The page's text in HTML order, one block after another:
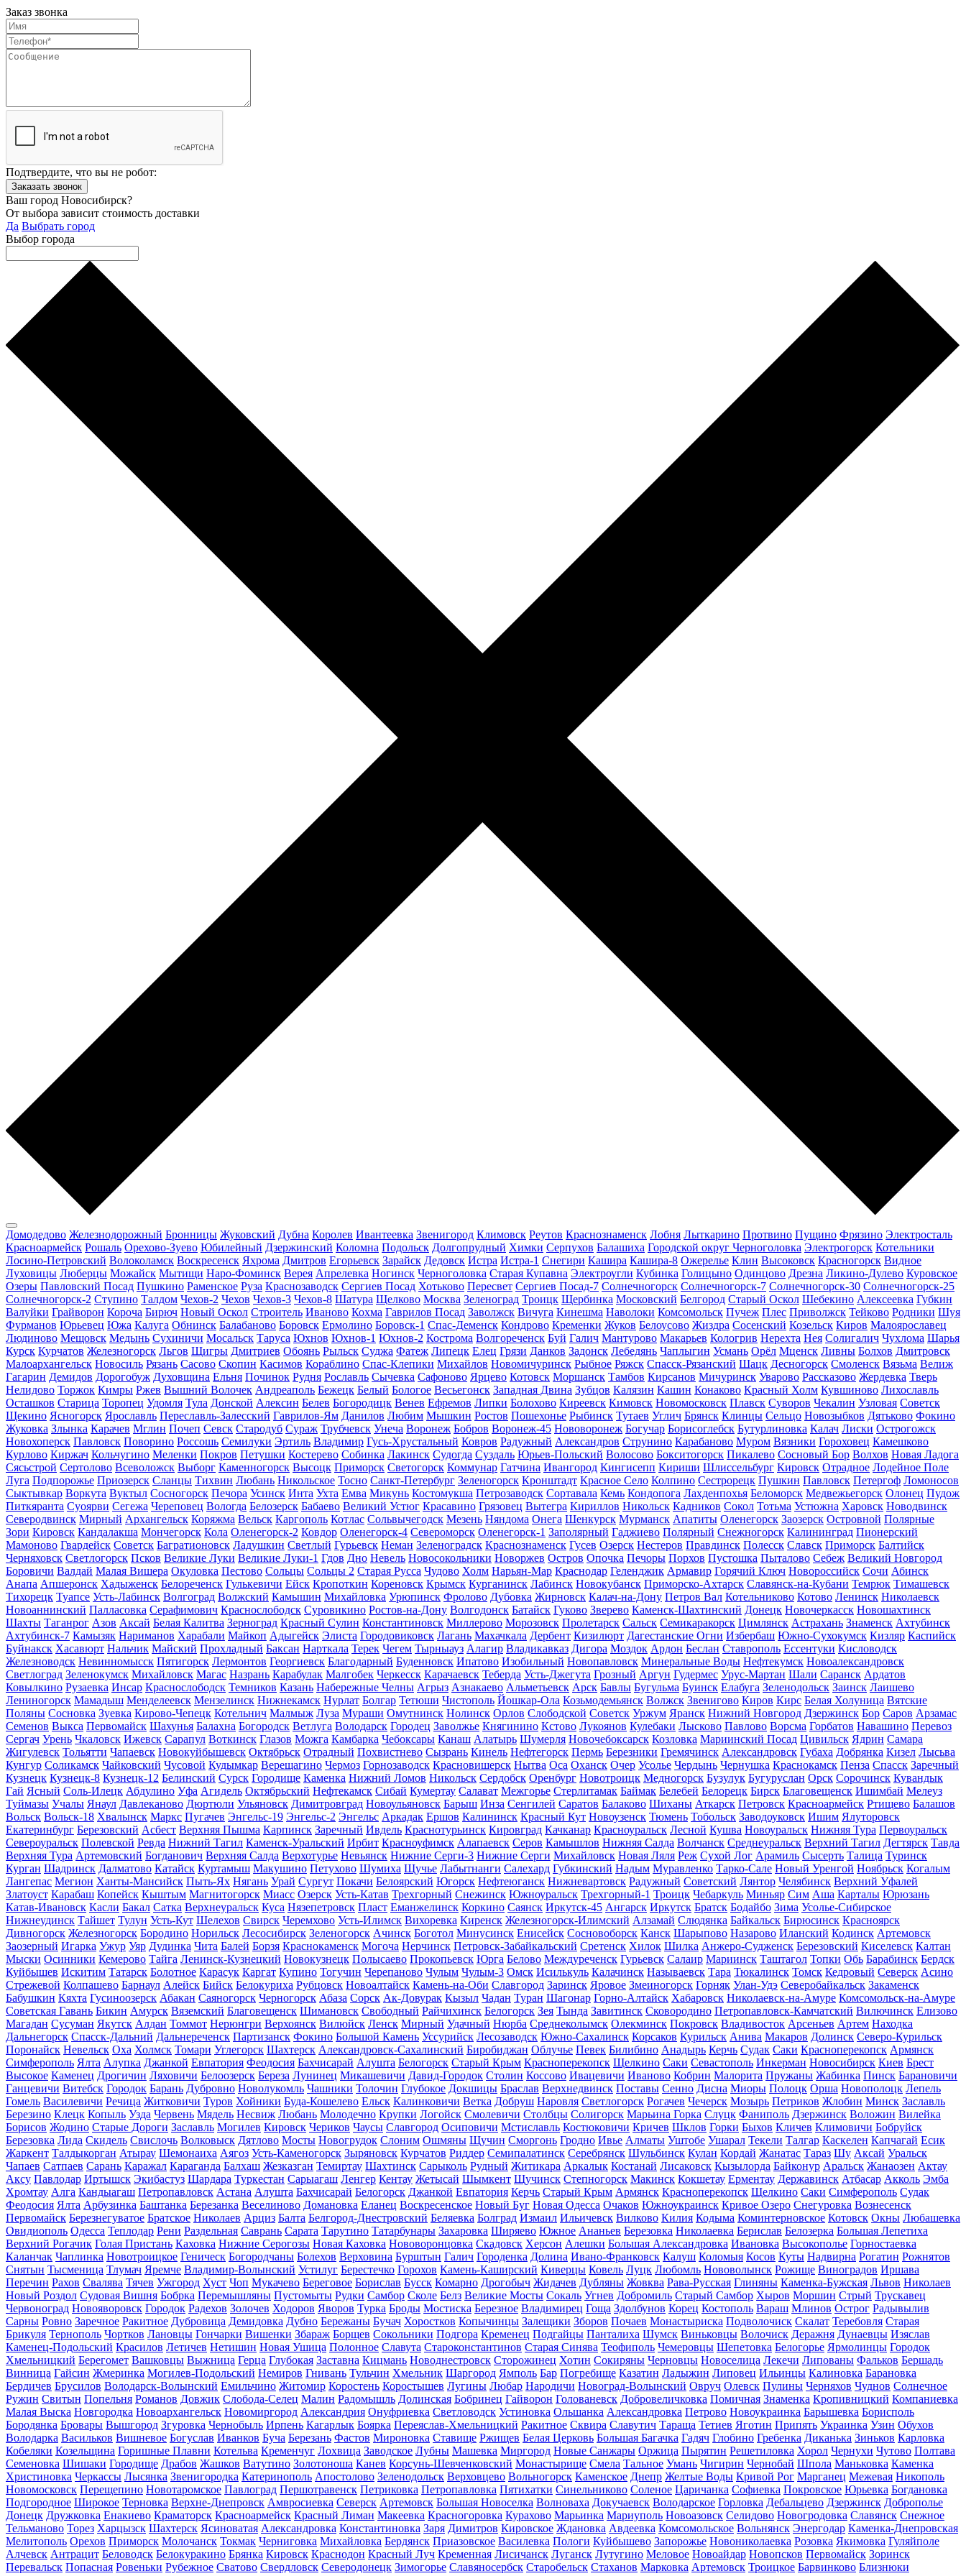
Заказ звонка
Подтвердите, что вы не робот:
Ваш город Новосибирск?
От выбора зависит стоимость доставки
Да Выбрать город
Выбор города
Домодедово Железнодорожный Бронницы Жуковский Дубна Королев Ивантеевка Звенигород Климовск Реутов Краснознаменск Лобня Лыткарино Протвино Пущино Фрязино Электросталь
Красноармейск Рошаль Орехово-Зуево Юбилейный Дзержинский Коломна Подольск Долгопрудный Химки Серпухов Балашиха Городской округ Черноголовка Электрогорск Котельники
Лосино-Петровский Волоколамск Воскресенск Яхрома Дмитров Егорьевск Зарайск Дедовск Истра Истра-1 Снегири Кашира Кашира-8 Ожерелье Клин Высоковск Красногорск Видное
Луховицы Люберцы Можайск Мытищи Наро-Фоминск Верея Апрелевка Ногинск Черноголовка Старая Купавна Электроугли Кубинка Голицыно Одинцово Дрезна Ликино-Дулево Куровское
Озеры Павловский Посад Пушкино Раменское Руза Краснозаводск Сергиев Посад Хотьково Пересвет Сергиев Посад-7 Солнечногорск Солнечногорск-7 Солнечногорск-30 Солнечногорск-25
Солнечногорск-2 Ступино Талдом Чехов-2 Чехов Чехов-3 Чехов-8 Шатура Щелково Москва Зеленоград Троицк Щербинка Московский Белгород Старый Оскол Шебекино Алексеевка Губкин
Валуйки Грайворон Короча Бирюч Новый Оскол Строитель Иваново Кохма Гаврилов Посад Заволжск Вичуга Кинешма Наволоки Комсомольск Пучеж Плес Приволжск Тейково Родники Шуя
Фурманов Юрьевец Южа Калуга Обнинск Балабаново Боровск Ермолино Боровск-1 Спас-Деменск Кондрово Кременки Жуков Белоусово Жиздра Сосенский Козельск Киров Малоярославец
Людиново Мещовск Медынь Сухиничи Мосальск Таруса Юхнов Юхнов-1 Юхнов-2 Кострома Волгореченск Буй Галич Мантурово Макарьев Кологрив Нерехта Нея Солигалич Чухлома Шарья
Курск Курчатов Железногорск Льгов Щигры Дмитриев Обоянь Рыльск Суджа Фатеж Липецк Елец Грязи Данков Задонск Лебедянь Чаплыгин Усмань Орёл Мценск Ливны Болхов Дмитровск
Малоархангельск Новосиль Рязань Сасово Скопин Касимов Кораблино Спас-Клепики Михайлов Новомичуринск Рыбное Ряжск Спасск-Рязанский Шацк Десногорск Смоленск Вязьма Велиж
Гагарин Демидов Дорогобуж Духовщина Ельня Починок Рудня Рославль Сычевка Сафоново Ярцево Котовск Моршанск Тамбов Кирсанов Мичуринск Уварово Рассказово Жердевка Тверь
Нелидово Торжок Кимры Ржев Вышний Волочек Андреаполь Бежецк Белый Бологое Весьегонск Западная Двина Зубцов Калязин Кашин Конаково Красный Холм Кувшиново Лихославль
Осташков Старица Торопец Удомля Тула Донской Алексин Белев Богородицк Венев Ефремов Липки Болохово Киреевск Кимовск Новомосковск Плавск Суворов Чекалин Узловая Советск
Щекино Ясногорск Ярославль Переславль-Залесский Гаврилов-Ям Данилов Любим Мышкин Ростов Пошехонье Рыбинск Тутаев Углич Брянск Клинцы Сельцо Новозыбков Дятьково Фокино
Жуковка Злынка Карачев Мглин Почеп Севск Стародуб Сураж Трубчевск Унеча Воронеж Бобров Воронеж-45 Нововоронеж Богучар Борисоглебск Бутурлиновка Калач Лиски Острогожск
Новохоперск Павловск Поворино Россошь Семилуки Эртиль Владимир Гусь-Хрустальный Ковров Радужный Александров Струнино Карабаново Муром Вязники Гороховец Камешково
Курлово Киржач Кольчугино Меленки Покров Петушки Костерево Собинка Лакинск Судогда Суздаль Юрьев-Польский Волосово Бокситогорск Пикалево Сосновый Бор Волхов Новая Ладога
Сясьстрой Сертолово Всеволожск Выборг Каменногорск Высоцк Приморск Светогорск Коммунар Гатчина Ивангород Кингисепп Кириши Шлиссельбург Кировск Отрадное Лодейное Поле
Луга Подпорожье Приозерск Сланцы Тихвин Любань Никольское Тосно Санкт-Петербург Зеленогорск Кронштадт Красное Село Колпино Сестрорецк Пушкин Павловск Петергоф Ломоносов
Сыктывкар Воркута Вуктыл Сосногорск Печора Усинск Инта Ухта Емва Микунь Костомукша Петрозаводск Сортавала Кемь Кондопога Лахденпохья Беломорск Медвежьегорск Олонец Пудож
Питкяранта Суоярви Сегежа Череповец Вологда Белозерск Бабаево Великий Устюг Красавино Грязовец Вытегра Кириллов Никольск Кадников Сокол Тотьма Устюжна Харовск Новодвинск
Северодвинск Мирный Архангельск Коряжма Вельск Каргополь Котлас Сольвычегодск Мезень Няндома Онега Шенкурск Мурманск Апатиты Оленегорск Заозерск Островной Полярные
Зори Кировск Кандалакша Мончегорск Кола Оленегорск-2 Ковдор Оленегорск-4 Североморск Оленегорск-1 Заполярный Гаджиево Полярный Снежногорск Калининград Пионерский
Мамоново Гвардейск Советск Багратионовск Ладушкин Светлый Гурьевск Неман Зеленоградск Краснознаменск Гусев Озерск Нестеров Правдинск Полесск Славск Приморск Балтийск
Черняховск Светлогорск Псков Великие Луки Великие Луки-1 Гдов Дно Невель Новосокольники Новоржев Остров Опочка Печоры Порхов Пустошка Пыталово Себеж Великий Новгород
Боровичи Валдай Малая Вишера Окуловка Пестово Сольцы Сольцы 2 Старая Русса Чудово Холм Нарьян-Мар Краснодар Геленджик Армавир Горячий Ключ Новороссийск Сочи Абинск
Анапа Апшеронск Хадыженск Белореченск Гулькевичи Ейск Кропоткин Кореновск Крымск Курганинск Лабинск Новокубанск Приморско-Ахтарск Славянск-на-Кубани Темрюк Тимашевск
Тихорецк Туапсе Усть-Лабинск Волгоград Волжский Камышин Михайловка Урюпинск Фролово Дубовка Жирновск Калач-на-Дону Петров Вал Котельниково Котово Ленинск Николаевск
Новоаннинский Палласовка Серафимович Краснослободск Суровикино Ростов-на-Дону Волгодонск Батайск Гуково Зверево Каменск-Шахтинский Донецк Новочеркасск Новошахтинск
Шахты Таганрог Азов Аксай Белая Калитва Зерноград Красный Сулин Константиновск Миллерово Морозовск Пролетарск Сальск Семикаракорск Цимлянск Астрахань Знаменск Ахтубинск
Ахтубинск-7 Камызяк Нариманов Харабали Майкоп Адыгейск Элиста Городовиковск Лагань Махачкала Дербент Кизилюрт Дагестанские Огни Избербаш Южно-Сухокумск Кизляр Каспийск
Буйнакск Хасавюрт Нальчик Майский Прохладный Баксан Нарткала Терек Чегем Тырныауз Алагир Владикавказ Дигора Моздок Ардон Беслан Ставрополь Ессентуки Кисловодск
Железноводск Невинномысск Пятигорск Лермонтов Георгиевск Благодарный Буденновск Ипатово Изобильный Новопавловск Минеральные Воды Нефтекумск Новоалександровск
Светлоград Зеленокумск Михайловск Магас Назрань Карабулак Малгобек Черкесск Карачаевск Теберда Усть-Джегута Грозный Аргун Гудермес Урус-Мартан Шали Саранск Ардатов
Ковылкино Рузаевка Инсар Краснослободск Темников Казань Набережные Челны Агрыз Азнакаево Альметьевск Арск Бавлы Бугульма Буинск Елабуга Зеленодольск Заинск Лаишево
Лениногорск Мамадыш Менделеевск Мензелинск Нижнекамск Нурлат Болгар Тетюши Чистополь Йошкар-Ола Козьмодемьянск Волжск Звенигово Киров Кирс Белая Холуница Вятские
Поляны Сосновка Зуевка Кирово-Чепецк Котельнич Малмыж Луза Мураши Омутнинск Нолинск Орлов Слободской Советск Уржум Яранск Нижний Новгород Дзержинск Бор Саров Арзамас
Семенов Выкса Первомайск Шахунья Балахна Богородск Ветлуга Володарск Городец Заволжье Княгинино Кстово Лукоянов Кулебаки Лысково Павлово Ворсма Горбатов Навашино Перевоз
Сергач Урень Чкаловск Ижевск Сарапул Воткинск Глазов Можга Камбарка Чебоксары Канаш Алатырь Шумерля Новочебоксарск Козловка Мариинский Посад Цивильск Ядрин Самара
Жигулевск Тольятти Чапаевск Новокуйбышевск Октябрьск Отрадный Похвистнево Сызрань Кинель Нефтегорск Пермь Березники Гремячинск Александровск Губаха Добрянка Кизел Лысьва
Кунгур Соликамск Чайковский Чусовой Кудымкар Верещагино Чермоз Горнозаводск Красновишерск Нытва Оса Оханск Очер Усолье Чердынь Чернушка Краснокамск Пенза Спасск Заречный
Кузнецк Кузнецк-8 Кузнецк-12 Белинский Сурск Городище Каменка Нижний Ломов Никольск Сердобск Оренбург Новотроицк Медногорск Бузулук Бугуруслан Орск Сорочинск Кувандык
Гай Ясный Соль-Илецк Абдулино Уфа Агидель Октябрьский Нефтекамск Сибай Кумертау Салават Межгорье Стерлитамак Баймак Белебей Белорецк Бирск Благовещенск Ишимбай Мелеуз
Туймазы Учалы Янаул Давлеканово Дюртюли Ульяновск Димитровград Новоульяновск Барыш Инза Сенгилей Саратов Балаково Шиханы Аткарск Петровск Красноармейск Ртищево Балашов
Вольск Вольск-18 Хвалынск Маркс Пугачев Энгельс-19 Энгельс-2 Энгельс Аркадак Ершов Калининск Красный Кут Новоузенск Тюмень Тобольск Заводоуковск Ишим Ялуторовск
Екатеринбург Березовский Асбест Верхняя Пышма Карпинск Заречный Ивдель Краснотурьинск Кировград Качканар Красноуральск Лесной Кушва Новоуральск Нижняя Тура Первоуральск
Североуральск Полевской Ревда Нижний Тагил Каменск-Уральский Ирбит Красноуфимск Алапаевск Серов Камышлов Нижняя Салда Волчанск Среднеуральск Верхний Тагил Дегтярск Тавда
Верхняя Тура Артемовский Богданович Верхняя Салда Верхотурье Невьянск Нижние Серги-3 Нижние Серги Михайловск Новая Ляля Реж Сухой Лог Арамиль Сысерть Талица Туринск
Курган Шадринск Далматово Катайск Куртамыш Макушино Петухово Шумиха Щучье Лабытнанги Салехард Губкинский Надым Муравленко Тарко-Сале Новый Уренгой Ноябрьск Когалым
Лангепас Мегион Ханты-Мансийск Пыть-Ях Нягань Урай Сургут Покачи Белоярский Югорск Нефтеюганск Нижневартовск Радужный Советский Лянтор Челябинск Верхний Уфалей
Златоуст Карабаш Копейск Кыштым Магнитогорск Миасс Озерск Усть-Катав Трехгорный Снежинск Южноуральск Трехгорный-1 Троицк Чебаркуль Миньяр Сим Аша Карталы Юрюзань
Катав-Ивановск Касли Бакал Сатка Верхнеуральск Куса Нязепетровск Пласт Еманжелинск Коркино Саянск Иркутск-45 Ангарск Иркутск Братск Бодайбо Зима Усолье-Сибирское
Нижнеудинск Тайшет Тулун Усть-Кут Шелехов Свирск Черемхово Усть-Илимск Вихоревка Киренск Железногорск-Илимский Алзамай Слюдянка Байкальск Бирюсинск Красноярск
Дивногорск Железногорск Бородино Норильск Лесосибирск Зеленогорск Ачинск Боготол Минусинск Енисейск Сосновоборск Канск Шарыпово Назарово Иланский Кодинск Артемовск
Заозерный Игарка Ужур Уяр Дудинка Чита Балей Борзя Краснокаменск Могоча Нерчинск Петровск-Забайкальский Сретенск Хилок Шилка Анжеро-Судженск Березовский Киселевск Калтан
Мыски Осинники Кемерово Тайга Ленинск-Кузнецкий Новокузнецк Полысаево Прокопьевск Юрга Белово Междуреченск Гурьевск Салаир Мариинск Таштагол Топки Обь Барабинск Бердск
Куйбышев Искитим Татарск Болотное Карасук Каргат Купино Тогучин Черепаново Чулым Чулым-3 Омск Исилькуль Калачинск Называевск Тара Тюкалинск Томск Кедровый Северск Асино
Стрежевой Колпашево Барнаул Алейск Бийск Белокуриха Рубцовск Новоалтайск Камень-на-Оби Славгород Заринск Яровое Змеиногорск Горняк Улан-Удэ Северобайкальск Закаменск
Бабушкин Кяхта Гусиноозерск Абакан Саяногорск Черногорск Абаза Сорск Ак-Довурак Кызыл Чадан Туран Шагонар Горно-Алтайск Хабаровск Николаевск-на-Амуре Комсомольск-на-Амуре
Советская Гавань Бикин Амурск Вяземский Благовещенск Шимановск Свободный Райчихинск Белогорск Зея Тында Завитинск Сковородино Петропавловск-Камчатский Вилючинск Елизово
Магадан Сусуман Якутск Алдан Томмот Нерюнгри Верхоянск Вилюйск Ленск Мирный Удачный Нюрба Среднеколымск Олекминск Покровск Владивосток Арсеньев Артем Находка
Дальнегорск Спасск-Дальний Дальнереченск Партизанск Фокино Большой Камень Уссурийск Лесозаводск Южно-Сахалинск Корсаков Курильск Анива Макаров Долинск Северо-Курильск
Поронайск Невельск Оха Холмск Томари Углегорск Шахтерск Александровск-Сахалинский Биробиджан Облучье Певек Билибино Анадырь Керчь Судак Саки Красноперекопск Армянск
Симферополь Ялта Алупка Джанкой Евпатория Феодосия Бахчисарай Алушта Белогорск Старый Крым Красноперекопск Щелкино Саки Севастополь Инкерман Новосибирск Киев Брест
Высокое Каменец Дрогичин Ляховичи Белоозерск Береза Лунинец Микашевичи Давид-Городок Столин Коссово Ивацевичи Иваново Кобрин Малорита Пружаны Жабинка Пинск Барановичи
Ганцевичи Витебск Городок Барань Дубровно Новолукомль Чашники Толочин Глубокое Докшицы Браслав Верхнедвинск Поставы Сенно Дисна Миоры Полоцк Орша Новополоцк Лепель
Гомель Василевичи Речица Житковичи Туров Хойники Буда-Кошелево Ельск Калинковичи Ветка Добруш Наровля Светлогорск Рогачев Чечерск Мозырь Петриков Жлобин Минск Заславль
Березино Клецк Копыль Узда Червень Мядель Несвиж Любань Молодечно Крупки Логойск Смолевичи Столбцы Солигорск Марьина Горка Слуцк Фаниполь Дзержинск Воложин Вилейка
Борисов Жодино Старые Дороги Заславль Могилев Кировск Чериков Чаусы Славгород Осиповичи Мстиславль Костюковичи Кричев Шклов Горки Быхов Кличев Климовичи Бобруйск
Березовка Лида Скидель Свислочь Волковыск Дятлово Мосты Новогрудок Слоним Ошмяны Щучин Сморгонь Гродно Ивье Алматы Уштобе Ушарал Текели Талгар Каскелен Капчагай Есик
Жаркент Талдыкорган Атырау Шемонаиха Аягоз Усть-Каменогорск Зыряновск Курчатов Риддер Семипалатинск Серебрянск Шульбинск Кулан Кордай Жанатас Тараз Шу Аксай Уральск
Чапаев Сатпаев Сарань Каражал Караганда Балхаш Жезказган Темиртау Шахтинск Сарыколь Рудный Житикара Аркалык Костанай Лисаковск Кызылорда Байконур Аральск Жанаозен Актау
Аксу Павлодар Иртышск Экибастуз Шардара Туркестан Сарыагаш Ленгер Кентау Жетысай Шымкент Щучинск Степногорск Макинск Кокшетау Ерментау Державинск Атбасар Акколь Эмба
Хромтау Алга Кандыагаш Петропавловск Астана Алушта Бахчисарай Белогорск Джанкой Евпатория Керчь Старый Крым Армянск Красноперекопск Щелкино Саки Симферополь Судак
Феодосия Ялта Арбузинка Баштанка Березанка Веселиново Домановка Еланец Воскресенское Новый Буг Новая Одесса Очаков Южноукраинск Кривое Озеро Снегуровка Вознесенск
Первомайск Березнегуватое Братское Николаев Арциз Балта Белгород-Днестровский Беляевка Болград Измаил Ильичевск Вилково Килия Кодыма Коминтерновское Котовск Окны Любашевка
Овидиополь Одесса Теплодар Рени Раздельная Саврань Сарата Тарутино Татарбунары Захаровка Ширяево Южное Ананьев Березовка Николаевка Берислав Белозерка Большая Лепетиха
Верхний Рогачик Голая Пристань Каховка Нижние Серогозы Новая Каховка Нововоронцовка Скадовск Херсон Алешки Большая Александровка Ивановка Высокополье Горностаевка
Каланчак Чаплинка Новотроицкое Геническ Богородчаны Болехов Верховина Бурштын Галич Городенка Долина Ивано-Франковск Калуш Коломыя Косов Куты Надвирна Рогатин Рожнятов
Снятын Тысменица Тлумач Яремче Владимир-Волынский Устилуг Берестечко Горохов Камень-Каширский Киверцы Ковель Луцк Любомль Нововолынск Рожище Виноградов Иршава
Перечин Рахов Свалява Тячев Ужгород Хуст Чоп Мукачево Береговое Борислав Бусск Комарно Дрогобыч Жидачев Дубляны Жовква Рава-Русская Глиняны Каменка-Бужская Львов Николаев
Новый Роздол Судовая Вишня Бобрка Перемышляны Пустомыты Рудки Самбор Сколе Белз Великие Мосты Сокаль Угнев Добромиль Старый Самбор Хыров Моршин Стрый Трускавец
Червоноград Новояворовск Городок Радехов Золочев Ходоров Яворов Турка Броды Мостиска Березное Владимирец Гоща Здолбунов Корец Костополь Вараш Млинов Острог Радывылив
Сарны Ровно Заречное Ракитное Дубровица Демидовка Дубно Бережаны Бучач Хоростков Копычинцы Залещики Зборов Почаев Монастыриска Подволочиск Скалат Теребовля Старая
Брикуля Тернополь Чортков Лановцы Гончарки Вишенки Збараж Борщев Сокольники Подгора Кременец Подгайцы Панталиха Шумск Виньковцы Волочиск Деражня Дунаевцы Изяслав
Каменец-Подольский Красилов Летичев Нетишин Новая Ушица Полонное Славута Староконстантинов Старая Синява Теофиполь Чемеровцы Шепетовка Белогорье Ярмолинцы Городок
Хмельницкий Берегомет Вашковцы Выжница Герца Глубокая Заставна Кицмань Новоднестровск Сторожинец Хотин Сокиряны Черновцы Новоселица Лекечи Липованы Фальков Бершадь
Винница Гайсин Жмеринка Могилев-Подольский Немиров Гнивань Тульчин Хмельник Шаргород Ямполь Бар Погребище Казатин Ладыжин Липовец Ильинцы Калиновка Барановка
Бердичев Брусилов Володарск-Волынский Емильчино Житомир Коростень Коростышев Лугины Любар Народичи Новоград-Волынский Овруч Олевск Пулины Черняхов Чуднов Солнечное
Ружин Свитын Попельня Романов Довжик Слобода-Селец Малин Радомышль Долинская Бобринец Гайворон Голованевск Добровеличковка Помичная Знаменка Кропивницкий Компаниевка
Малая Выска Новгородка Новоархангельск Новомиргород Александрия Онуфриевка Светловодск Устиновка Ольшанка Александровка Петрово Новоукраинка Барышевка Борисполь
Бородянка Бровары Вышгород Згуровка Чернобыль Ирпень Кагарлык Боярка Переяслав-Хмельницкий Ракитное Сквира Славутич Тараща Тетиев Яготин Припять Украинка Узин Обухов
Володарка Васильков Вишневое Богуслав Иванков Буча Березань Фастов Мироновка Ставище Ржищев Белая Церковь Большая Багачка Гадяч Глобино Гребенка Диканька Зиньков Карловка
Кобеляки Козельщина Горишные Плавни Котельва Кременчуг Лохвица Заводское Лубны Машевка Миргород Новые Санжары Оржица Пырятин Решетиловка Хорол Чернухи Чутово Полтава
Семеновка Шишаки Городище Драбов Жашков Ватутино Золотоноша Канев Корсунь-Шевченковский Монастырище Смела Тальное Умань Чигирин Чернобай Шпола Маньковка Каменка
Христиновка Черкассы Лысянка Звенигородка Катеринополь Апостолово Зеленодольск Верховцево Вольногорск Каменское Днепр Желтые Воды Кривой Рог Марганец Межевая Никополь
Новомосковск Перещепино Новотаромское Павлоград Першотравенск Петриковка Петропавловка Пятихатки Синельниково Соленое Царичанка Софиевка Покровское Юрьевка Богдановка
Подгородное Широкое Терновка Верхне-Днепровск Амвросиевка Северск Артемовск Большая Новоселка Волноваха Докучаевск Володарское Горловка Дебальцево Дзержинск Доброполье
Донецк Дружковка Енакиево Краматорск Красноармейск Красный Лиман Макеевка Красногоровка Курахово Марьинка Мариуполь Новоазовск Селидово Новогродовка Славянск Снежное
Тельманово Торез Харцызск Шахтерск Ясиноватая Александровка Константиновка Заря Димитров Кировское Ждановка Авдеевка Комсомольское Вольнянск Энергодар Каменка-Днепровская
Мелитополь Орехов Приморск Молочанск Токмак Черниговка Михайловка Бердянск Приазовское Василевка Пологи Куйбышево Запорожье Новониколаевка Розовка Якимовка Гуляйполе
Алчевск Антрацит Беловодск Белокуракино Брянка Кировск Краснодон Красный Луч Кременная Лисичанск Луганск Лутугино Меловое Новоайдар Новопсков Первомайск Зоринск
Перевальск Попасная Ровеньки Рубежное Сватово Свердловск Северодонецк Зимогорье Славяносербск Старобельск Стаханов Марковка Артемовск Троицкое Барвинково Близнюки